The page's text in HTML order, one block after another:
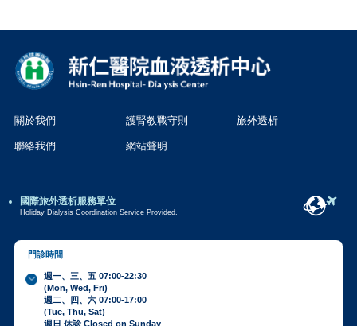
關於我們 護腎教戰守則 旅外透析
聯絡我們 網站聲明
國際旅外透析服務單位
Holiday Dialysis Coordination Service Provided.
門診時間
週一、三、五 07:00-22:30
(Mon, Wed, Fri)
週二、四、六 07:00-17:00
(Tue, Thu, Sat)
週日 休診 Closed on Sunday